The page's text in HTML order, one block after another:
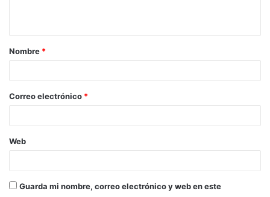
Nombre *
Correo electrónico *
Web
Guarda mi nombre, correo electrónico y web en este